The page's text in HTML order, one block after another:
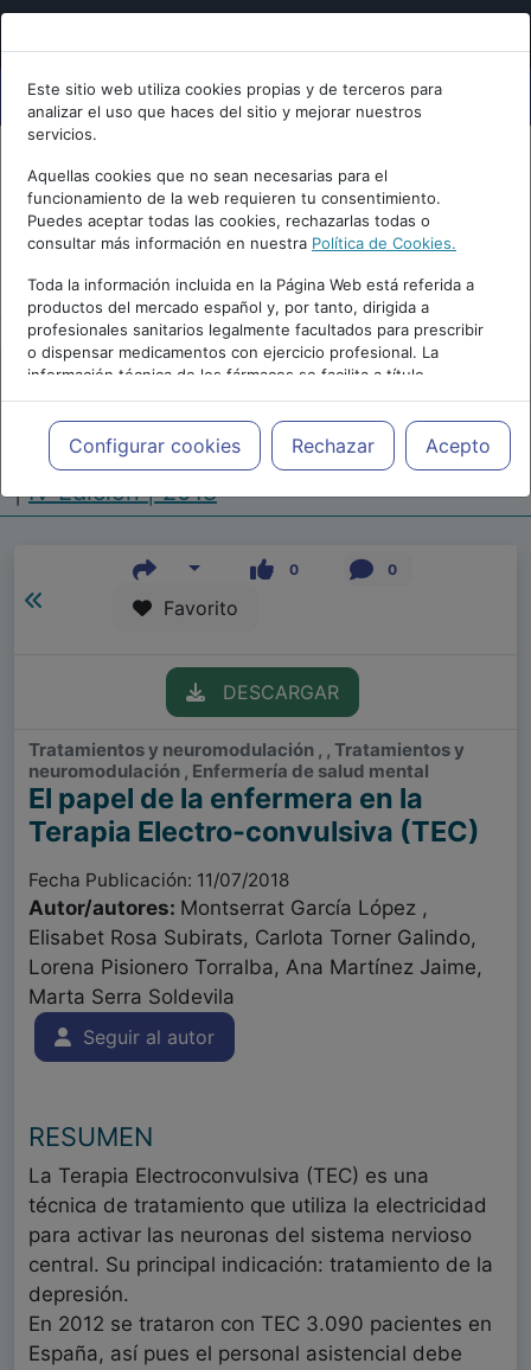
Este sitio web utiliza cookies propias y de terceros para
analizar el uso que haces del sitio y mejorar nuestros
servicios.
Aquellas cookies que no sean necesarias para el
funcionamiento de la web requieren tu consentimiento.
Puedes aceptar todas las cookies, rechazarlas todas o
consultar más información en nuestra Política de Cookies.
Toda la información incluida en la Página Web está referida a
productos del mercado español y, por tanto, dirigida a
profesionales sanitarios legalmente facultados para prescribir
o dispensar medicamentos con ejercicio profesional. La
información técnica de los fármacos se facilita a título
meramente informativo, siendo responsabilidad de los
profesionales facultados prescribir medicamentos y decidir, en
cada caso concreto, el tratamiento más adecuado a las
necesidades del paciente.
Configurar cookies Rechazar Acepto
Repositorio de Artículos |Congreso Virtual
Internacional de Enfermería en Salud Mental
|IV Edición | 2018
0 0
Favorito
DESCARGAR
Tratamientos y neuromodulación , , Tratamientos y
neuromodulación , Enfermería de salud mental
El papel de la enfermera en la
Terapia Electro-convulsiva (TEC)
Fecha Publicación: 11/07/2018
Autor/autores: Montserrat García López ,
Elisabet Rosa Subirats, Carlota Torner Galindo,
Lorena Pisionero Torralba, Ana Martínez Jaime,
Marta Serra Soldevila
Seguir al autor
RESUMEN
La Terapia Electroconvulsiva (TEC) es una
técnica de tratamiento que utiliza la electricidad
para activar las neuronas del sistema nervioso
central. Su principal indicación: tratamiento de la
depresión.
En 2012 se trataron con TEC 3.090 pacientes en
España, así pues el personal asistencial debe